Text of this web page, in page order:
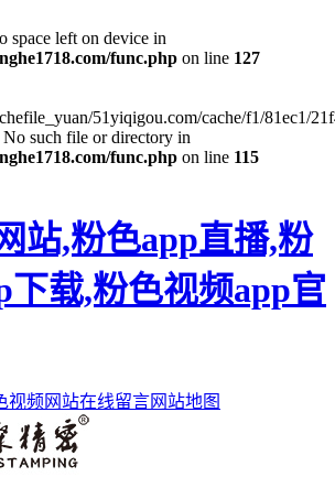
space left on device in
func.php on line 127
51yiqigou.com/cache/f1/81ec1/
No such file or directory in
func.php on line 115
站,粉色app直播,粉
下载,粉色视频app官
视频网站在线留言网站地图